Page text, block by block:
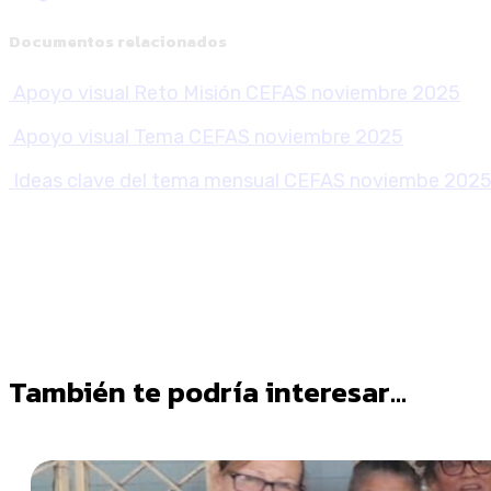
Documentos relacionados
Apoyo visual Reto Misión CEFAS noviembre 2025
Apoyo visual Tema CEFAS noviembre 2025
Ideas clave del tema mensual CEFAS noviembe 2025
También te podría interesar...